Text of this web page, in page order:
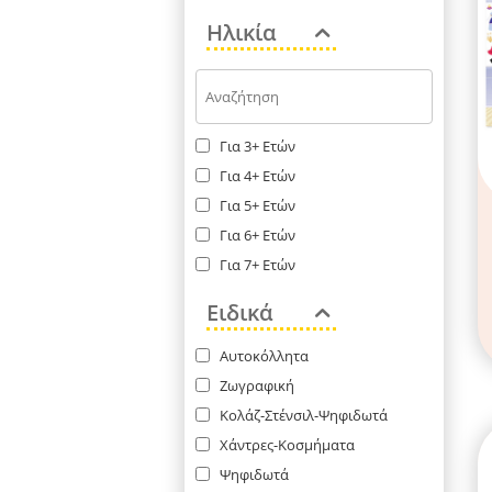
Ηλικία
Για 3+ Ετών
Για 4+ Ετών
Για 5+ Ετών
Για 6+ Ετών
Για 7+ Ετών
Ειδικά
Αυτοκόλλητα
Ζωγραφική
Κολάζ-Στένσιλ-Ψηφιδωτά
Χάντρες-Κοσμήματα
Ψηφιδωτά